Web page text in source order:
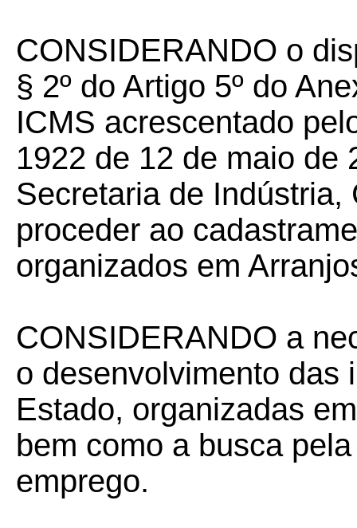
CONSIDERANDO o
§ 2º do Artigo 5º do
ICMS acrescentado
1922 de 12 de maio de
Secretaria de
proceder ao
organizados em
CONSIDERANDO a
o desenvolvimento das
Estado, organizadas
bem como a busca
emprego.